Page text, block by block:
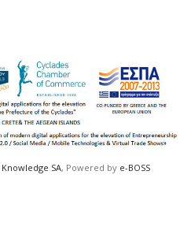
Knowledge SA, Powered by e-BOSS